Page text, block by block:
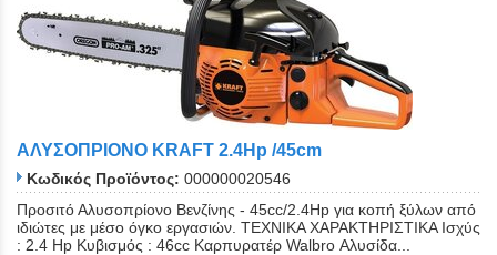
ΑΛΥΣΟΠΡΙΟΝΟ KRAFT 2.4Hp /45cm
Κωδικός Προϊόντος: 000000020546
Προσιτό Αλυσοπρίονο Βενζίνης - 45cc/2.4Hp για κοπή ξύλων από
ιδιώτες με μέσο όγκο εργασιών. ΤΕΧΝΙΚΑ ΧΑΡΑΚΤΗΡΙΣΤΙΚΑ Ισχύς
: 2.4 Hp Κυβισμός : 46cc Καρπυρατέρ Walbro Αλυσίδα...